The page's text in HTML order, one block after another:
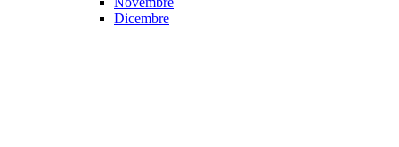
Dicembre